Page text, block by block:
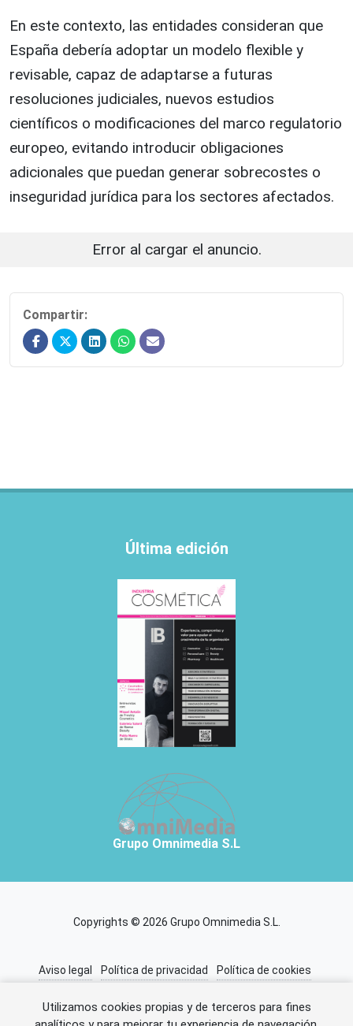
Utilizamos cookies propias y de terceros para fines
En este contexto, las entidades consideran que
España debería adoptar un modelo flexible y
revisable, capaz de adaptarse a futuras
resoluciones judiciales, nuevos estudios
científicos o modificaciones del marco regulatorio
europeo, evitando introducir obligaciones
adicionales que puedan generar sobrecostes o
inseguridad jurídica para los sectores afectados.
Error al cargar el anuncio.
Compartir:
Última edición
Grupo Omnimedia S.L
Copyrights © 2026 Grupo Omnimedia S.L.
Aviso legal Política de privacidad
Política de cookies